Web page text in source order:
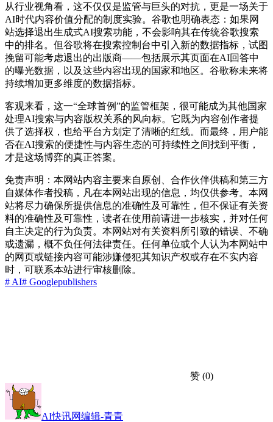
从行业视角看，这不仅仅是监管与巨头的对抗，更是一场关于
AI时代内容价值分配的制度实验。谷歌也明确表态：如果网
站选择退出生成式AI搜索功能，不会影响其在传统谷歌搜索
中的排名。但谷歌将在搜索控制台中引入新的数据指标，试图
挽留可能考虑退出的出版商——包括展示其页面在AI回答中
的曝光数据，以及这些内容出现的国家和地区。谷歌称未来将
持续增加更多维度的数据指标。
客观来看，这一“全球首例”的监管框架，很可能成为其他国家
处理AI搜索与内容版权关系的风向标。它既为内容创作者提
供了选择权，也给平台方划定了清晰的红线。而最终，用户能
否在AI搜索的便捷性与内容生态的可持续性之间找到平衡，
才是这场博弈的真正答案。
免责声明：本网站内容主要来自原创、合作伙伴供稿和第三方
自媒体作者投稿，凡在本网站出现的信息，均仅供参考。本网
站将尽力确保所提供信息的准确性及可靠性，但不保证有关资
料的准确性及可靠性，读者在使用前请进一步核实，并对任何
自主决定的行为负责。本网站对有关资料所引致的错误、不确
或遗漏，概不负任何法律责任。任何单位或个人认为本网站中
的网页或链接内容可能涉嫌侵犯其知识产权或存在不实内容
时，可联系本站进行审核删除。
# AI# Googlepublishers
赞 (0)
AI快讯网编辑-青青